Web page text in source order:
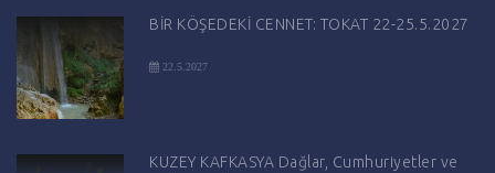
BİR KÖŞEDEKİ CENNET: TOKAT 22-25.5.2027
22.5.2027
KUZEY KAFKASYA Dağlar, Cumhuriyetler ve